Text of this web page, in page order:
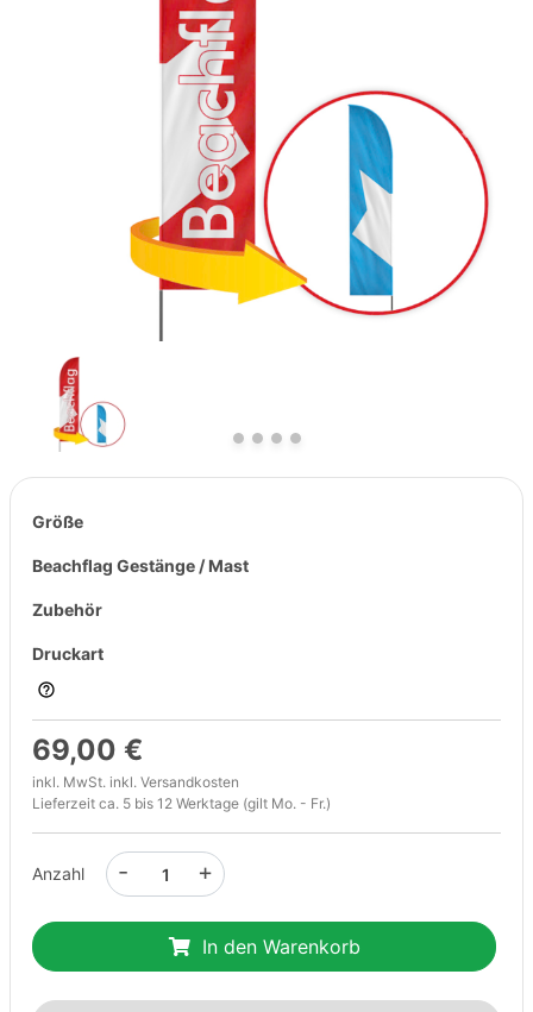
Next
Größe
Beachflag Gestänge / Mast
Zubehör
Druckart
69,00 €
inkl. MwSt. inkl. Versandkosten
Lieferzeit ca. 5 bis 12 Werktage (gilt Mo. - Fr.)
Anzahl +
-
In den Warenkorb